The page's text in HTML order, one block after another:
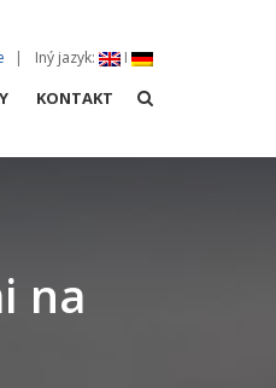
Iný jazyk: I
KONTAKT
na